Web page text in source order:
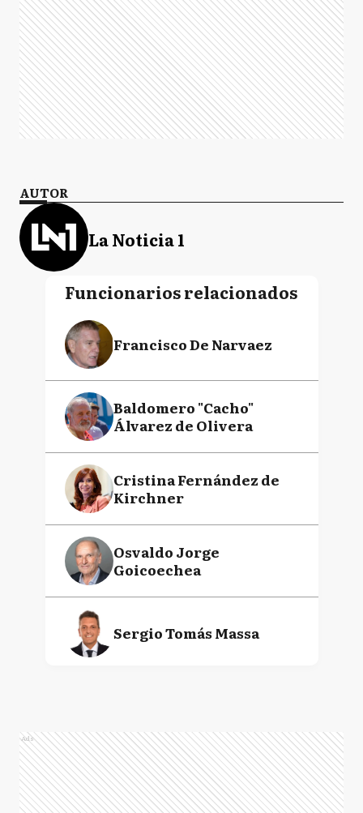
AUTOR
La Noticia 1
Funcionarios relacionados
Francisco De Narvaez
Baldomero "Cacho"
Álvarez de Olivera
Cristina Fernández de
Kirchner
Osvaldo Jorge
Goicoechea
Sergio Tomás Massa
Ads